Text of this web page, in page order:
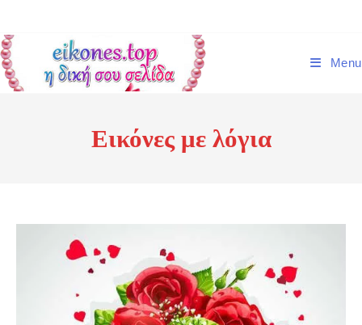
content
Menu
Εικόνες με λόγια